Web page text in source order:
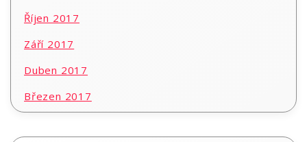
Říjen 2017
Září 2017
Duben 2017
Březen 2017